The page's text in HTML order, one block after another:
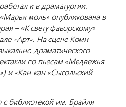
и в драматургии.
моль» опубликована в
– «К свету фаворскому»
«Арт». На сцене Коми
драматического
по пьесам «Медвежья
и «Кан-кан «Сысольский
с библиотекой им. Брайля